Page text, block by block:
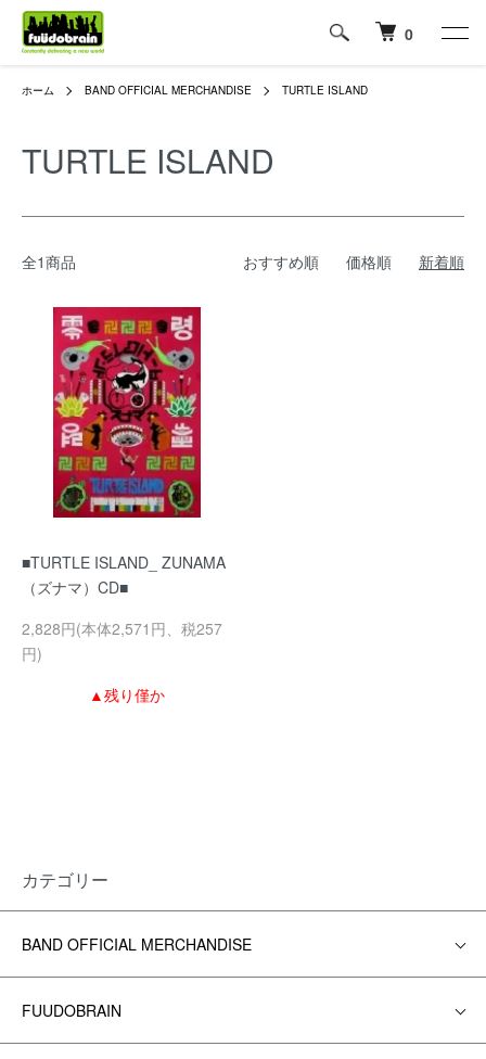
0
ホーム BAND OFFICIAL MERCHANDISE TURTLE ISLAND
TURTLE ISLAND
全1商品 おすすめ順 価格順 新着順
■TURTLE ISLAND_ ZUNAMA
（ズナマ）CD■
2,828円(本体2,571円、税257
円)
▲残り僅か
カテゴリー
BAND OFFICIAL MERCHANDISE
FUUDOBRAIN